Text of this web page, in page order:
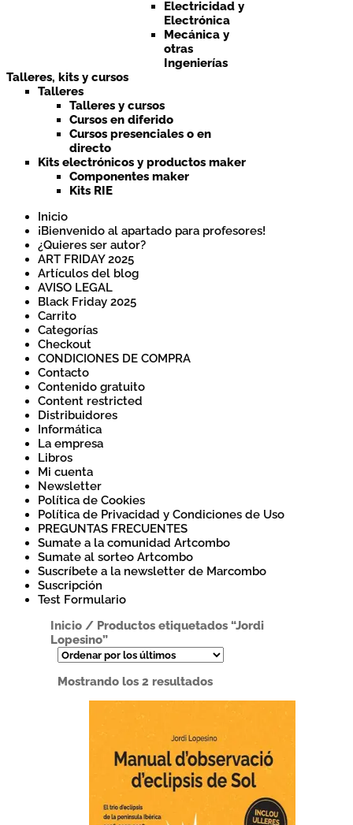
Electricidad y
Electrónica
Mecánica y
otras
Ingenierías
Talleres, kits y cursos
Talleres
Talleres y cursos
Cursos en diferido
Cursos presenciales o en
directo
Kits electrónicos y productos maker
Componentes maker
Kits RIE
Inicio
¡Bienvenido al apartado para profesores!
¿Quieres ser autor?
ART FRIDAY 2025
Artículos del blog
AVISO LEGAL
Black Friday 2025
Carrito
Categorías
Checkout
CONDICIONES DE COMPRA
Contacto
Contenido gratuito
Content restricted
Distribuidores
Informática
La empresa
Libros
Mi cuenta
Newsletter
Política de Cookies
Política de Privacidad y Condiciones de Uso
PREGUNTAS FRECUENTES
Sumate a la comunidad Artcombo
Sumate al sorteo Artcombo
Suscríbete a la newsletter de Marcombo
Suscripción
Test Formulario
Inicio / Productos etiquetados “Jordi
Lopesino”
Mostrando los 2 resultadosOrdenado